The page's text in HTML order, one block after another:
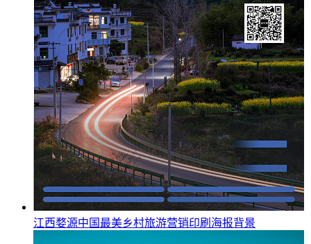
江西婺源中国最美乡村旅游营销印刷海报背景